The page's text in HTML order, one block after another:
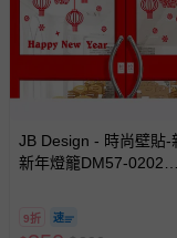
相關的退換貨辦
其他常見問題：
運送服務：目前
區，可能會無法
亦保留出貨與否
商品實際的配達
JB Design - 時尚壁貼-
新年燈籠DM57-0202
9折